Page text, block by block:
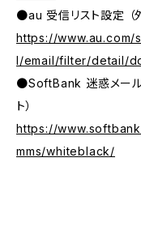
●au 受信リスト設定 （
https://
l/email/filter/detail/
●SoftBank 迷惑メール
ト）
https://
mms/whiteblack/